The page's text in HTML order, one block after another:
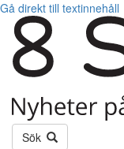
Gå direkt till textinnehåll
Sök